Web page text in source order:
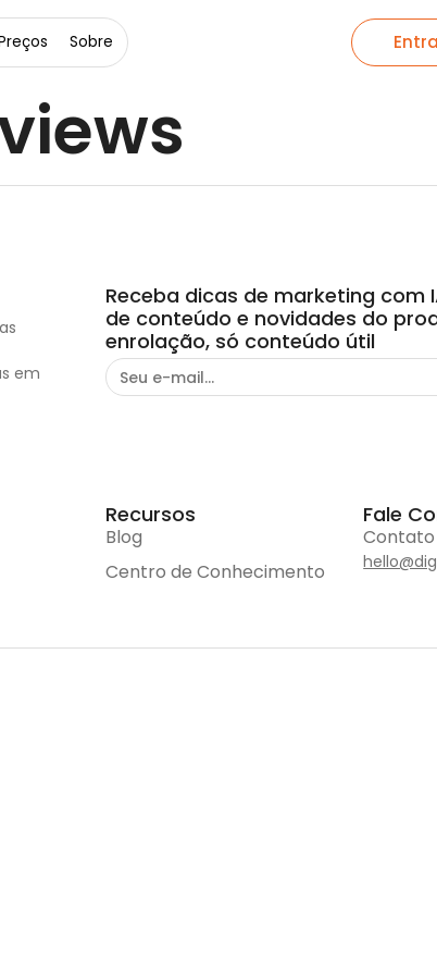
Sobre
em
Receba dicas de marketing com
de conteúdo e novidades do
enrolação, só conteúdo útil
Recursos
Blog
Centro de Conhecimento
Fale
Contato